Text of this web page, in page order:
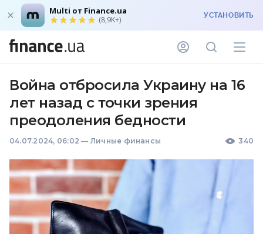
Multi от Finance.ua
(8,9K+) УСТАНОВИТЬ
Война отбросила Украину на 16
лет назад с точки зрения
преодоления бедности
04.07.2024, 06:02 — Личные финансы 340